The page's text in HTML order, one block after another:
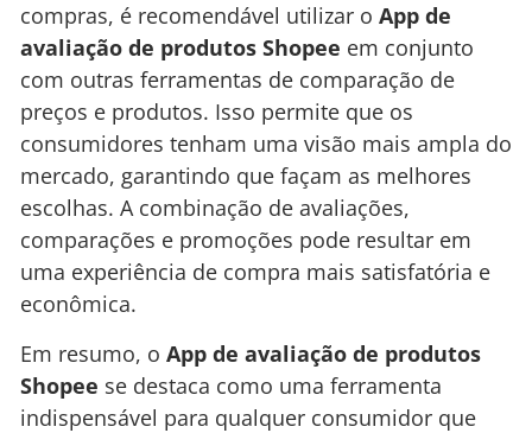
compras, é recomendável utilizar o App de
avaliação de produtos Shopee em conjunto
com outras ferramentas de comparação de
preços e produtos. Isso permite que os
consumidores tenham uma visão mais ampla do
mercado, garantindo que façam as melhores
escolhas. A combinação de avaliações,
comparações e promoções pode resultar em
uma experiência de compra mais satisfatória e
econômica.
Em resumo, o App de avaliação de produtos
Shopee se destaca como uma ferramenta
indispensável para qualquer consumidor que